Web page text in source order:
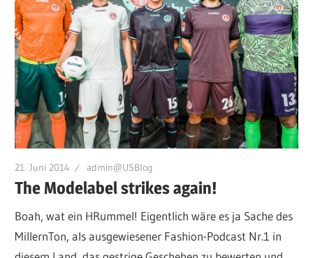
21. Juni 2014 admin@USBlog
The Modelabel strikes again!
Boah, wat ein HRummel! Eigentlich wäre es ja Sache des
MillernTon, als ausgewiesener Fashion-Podcast Nr.1 in